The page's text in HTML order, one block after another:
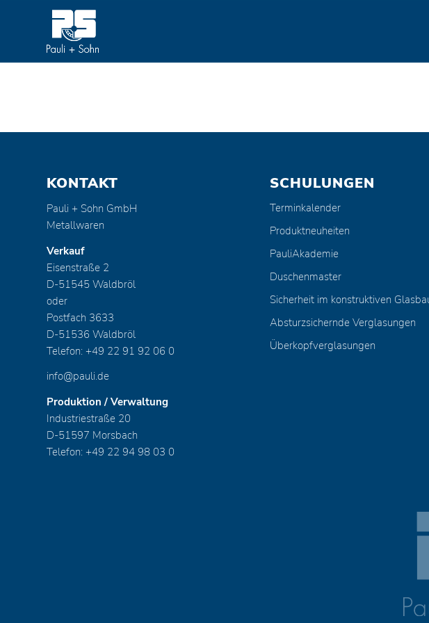
KONTAKT
Pauli + Sohn GmbH
Metallwaren
Verkauf
Eisenstraße 2
D-51545 Waldbröl
oder
Postfach 3633
D-51536 Waldbröl
Telefon: +49 22 91 92 06 0
info@pauli.de
Produktion / Verwaltung
Industriestraße 20
D-51597 Morsbach
Telefon: +49 22 94 98 03 0
SCHULUNGEN
Terminkalender
Produktneuheiten
PauliAkademie
Duschenmaster
Sicherheit im konstruktiven
Absturzsichernde Verglasungen
Überkopfverglasungen